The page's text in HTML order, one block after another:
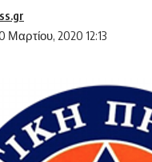
Μαρτίου, 2020 12:13